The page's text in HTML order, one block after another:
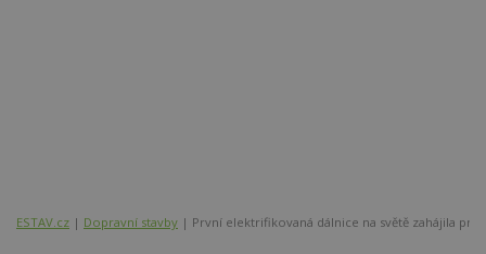
ESTAV.cz Dopravní stavby První elektrifikovaná dálnice na světě zahájila